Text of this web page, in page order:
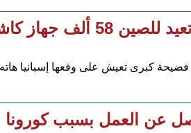
للفيروس تبين أنها مزورة
كبرى تعيش على وقعها إسبانيا هاته
عن العمل بسبب كورونا